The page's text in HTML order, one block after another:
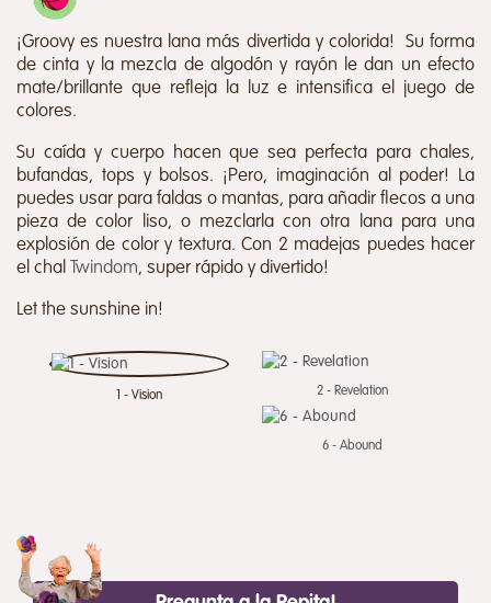
¡Groovy es nuestra lana más divertida y colorida! Su forma
de cinta y la mezcla de algodón y rayón le dan un efecto
mate/brillante que refleja la luz e intensifica el juego de
colores.
Su caída y cuerpo hacen que sea perfecta para chales,
bufandas, tops y bolsos. ¡Pero, imaginación al poder! La
puedes usar para faldas o mantas, para añadir flecos a una
pieza de color liso, o mezclarla con otra lana para una
explosión de color y textura. Con 2 madejas puedes hacer
el chal Twindom, super rápido y divertido!
Let the sunshine in!
1 - Vision 2 - Revelation
6 - Abound